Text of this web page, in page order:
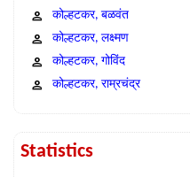
कोल्हटकर, बळवंत
कोल्हटकर, लक्ष्मण
कोल्हटकर, गोविंद
कोल्हटकर, राम्रचंद्र
Statistics